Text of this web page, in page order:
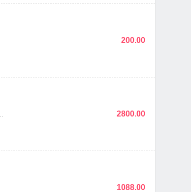
200.00
2800.00
1088.00